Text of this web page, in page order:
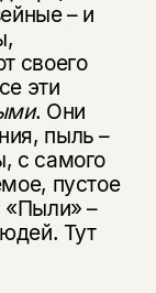
– и
своего
эти
. Они
пыль –
с самого
пустое
«Пыли» –
Тут